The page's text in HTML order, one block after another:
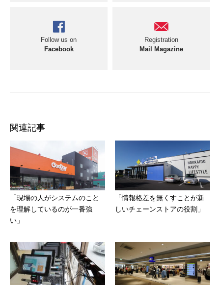
Follow us on
Facebook
Registration
Mail Magazine
関連記事
「現場の人がシステムのこと
を理解しているのが一番強
い」
「情報格差を無くすことが新
しいチェーンストアの役割」